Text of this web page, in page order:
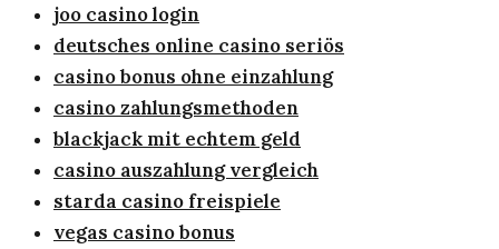
joo casino login
deutsches online casino seriös
casino bonus ohne einzahlung
casino zahlungsmethoden
blackjack mit echtem geld
casino auszahlung vergleich
starda casino freispiele
vegas casino bonus